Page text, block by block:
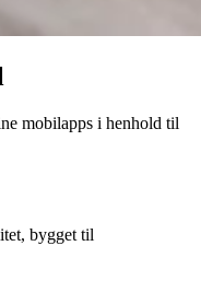
mobilapps i henhold til
bygget til